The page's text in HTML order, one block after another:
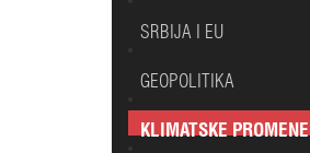
SRBIJA I EU
GEOPOLITIKA
KLIMATSKE PROMENE